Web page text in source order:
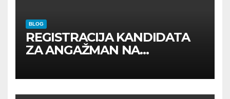
BLOG
REGISTRACIJA KANDIDATA
ZA ANGAŽMAN NA